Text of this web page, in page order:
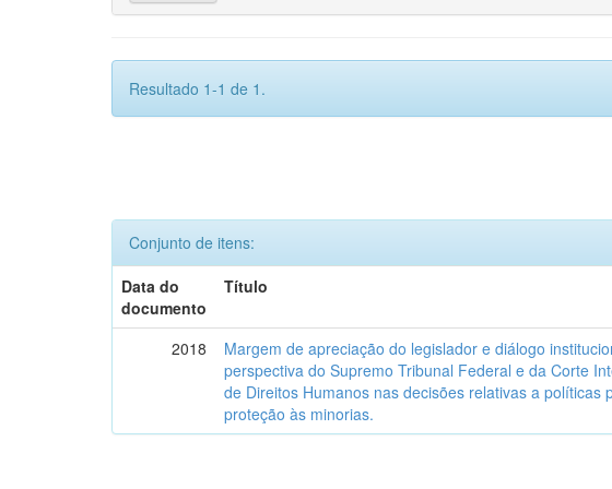
Resultado 1-1 de 1.
Conjunto de itens:
Data do
documento
Título
2018
Margem de apreciação do legislador e diálogo
perspectiva do Supremo Tribunal Federal e da Corte
de Direitos Humanos nas decisões relativas a políticas
proteção às minorias.